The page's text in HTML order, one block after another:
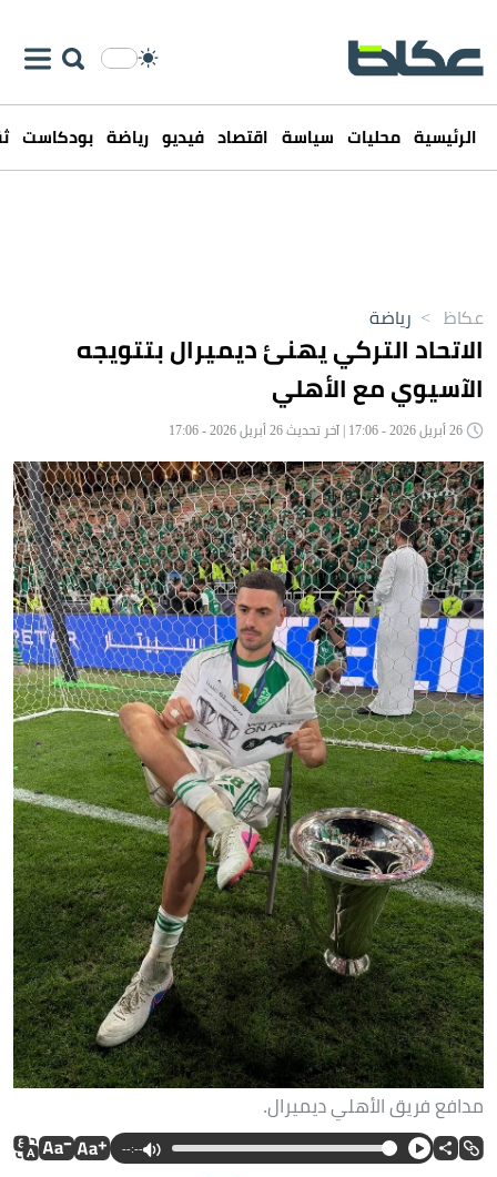
الرئيسية محليات سياسة اقتصاد فيديو رياضة بودكاست
عكاظ > رياضة
الاتحاد التركي يهنئ ديميرال بتتويجه
الآسيوي مع الأهلي
مدافع فريق الأهلي ديميرال.
--:--